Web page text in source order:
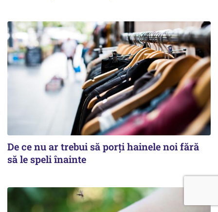
De ce nu ar trebui să porți hainele noi fără
să le speli înainte